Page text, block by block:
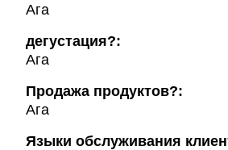
Ага
дегустация?:
Ага
Продажа продуктов?:
Ага
Языки обслуживания